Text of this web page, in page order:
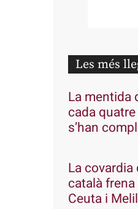
Les més
La mentida
cada
s’han
La covardia
català frena
Ceuta i